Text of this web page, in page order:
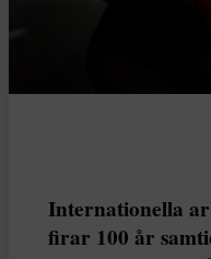
Internationella
firar 100 år